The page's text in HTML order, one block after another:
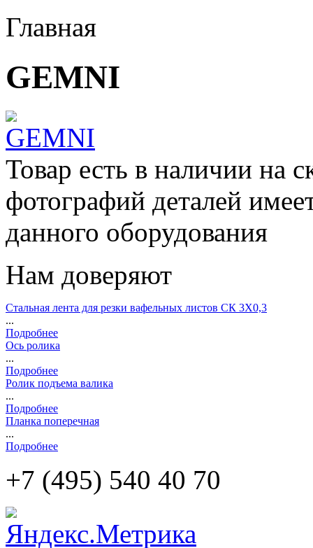
Главная
GEMNI
Товар есть в наличии на
фотографий деталей
данного оборудования
Нам доверяют
Стальная лента для резки вафельных листов СК 3Х0,3
...
Подробнее
Ось ролика
...
Подробнее
Ролик подъема валика
...
Подробнее
Планка поперечная
...
Подробнее
+7 (495) 540 40 70